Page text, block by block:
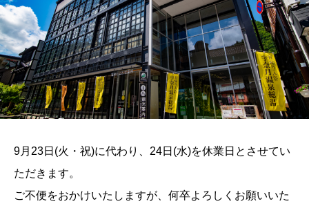
9月23日(火・祝)に代わり、24日(水)を休業日とさせてい
ただきます。
ご不便をおかけいたしますが、何卒よろしくお願いいた